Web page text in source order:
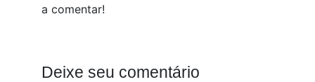
a comentar!
Deixe seu comentário